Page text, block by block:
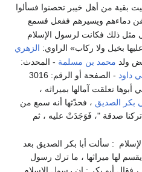
بقية من أهل خيبر تحصنوا فسألوا
دماءهم ويسيرهم ففعل فسمع
مثل ذلك فكانت لرسول الإسلام
بخيل ولا ركاب» الراوي: الزهري
ولد محمد بن مسلمة
داود
أبوها تعلقت آمالها بميراثه ،
بكر الصديق، فحدّثها أنه سمع من
صدقة "، فَوَجَدَتْ عليه ، ثم
: سألت أبا بكر الصديق بعد
لها ميراثها ، ما ترك رسول
عليه ، فقال أبو بكر : إن رسول الإسلام